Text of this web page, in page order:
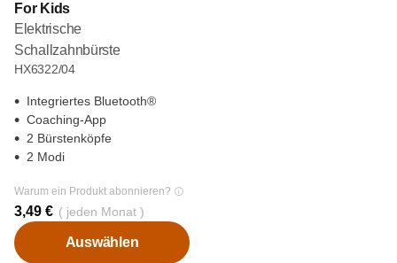
For Kids
Elektrische
Schallzahnbürste
HX6322/04
Integriertes Bluetooth®
Coaching-App
2 Bürstenköpfe
2 Modi
Warum ein Produkt abonnieren?
3,49 € ( jeden Monat )
Auswählen